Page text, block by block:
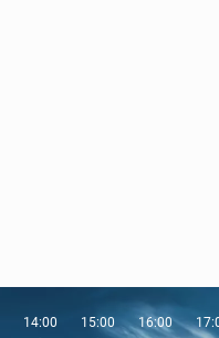
14:00 15:00 16:00